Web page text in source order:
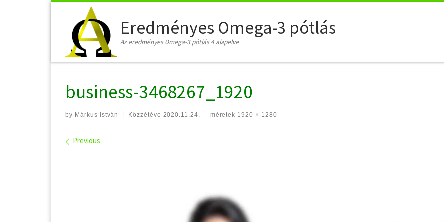
Eredményes Omega-3 pótlás
Az eredményes Omega-3 pótlás 4 alapelve
business-3468267_1920
by Márkus István Közzétéve 2020.11.24. - méretek 1920 × 1280
Images navigation
Previous